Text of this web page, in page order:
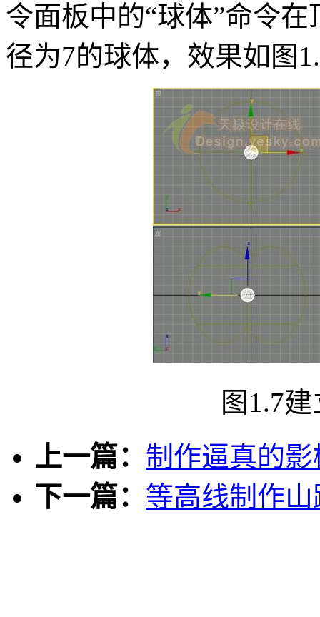
令面板中的“球体”命令
径为7的球体，效果如图
图1.7建
上一篇： 制作逼真的
下一篇： 等高线制作